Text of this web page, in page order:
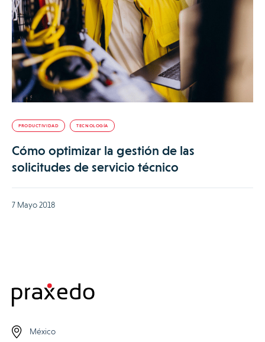
PRODUCTIVIDAD TECNOLOGÍA
Cómo optimizar la gestión de las
solicitudes de servicio técnico
7 Mayo 2018
México